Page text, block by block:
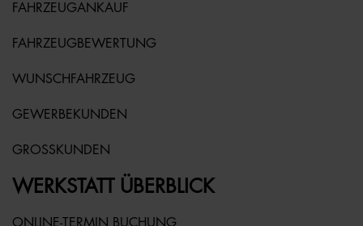
FAHRZEUGANKAUF
FAHRZEUGBEWERTUNG
WUNSCHFAHRZEUG
GEWERBEKUNDEN
GROSSKUNDEN
WERKSTATT ÜBERBLICK
ONLINE-TERMIN BUCHUNG